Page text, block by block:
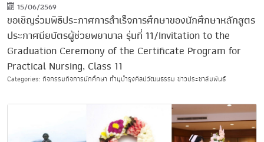
15/06/2569
ขอเชิญร่วมพิธีประกาศการสำเร็จการศึกษาของนักศึกษาหลักสูตร
ประกาศนียบัตรผู้ช่วยพยาบาล รุ่นที่ 11/Invitation to the
Graduation Ceremony of the Certificate Program for
Practical Nursing, Class 11
Categories: กิจกรรมกิจการนักศึกษา ทำนุบำรุงศิลปวัฒนธรรม ข่าวประชาสัมพันธ์